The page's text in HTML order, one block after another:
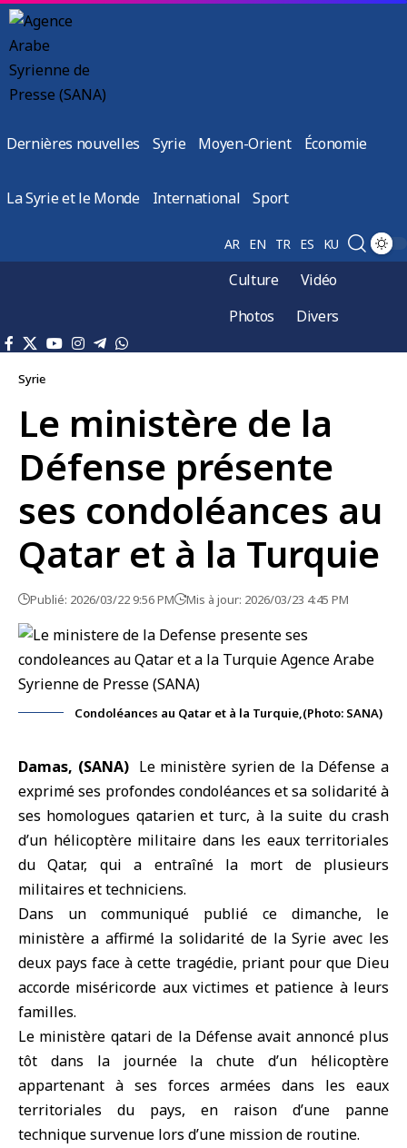
Dernières nouvelles Syrie Moyen-Orient Économie
La Syrie et le Monde International Sport
AR EN TR ES KU
Culture
Vidéo
Photos
Divers
Syrie
Le ministère de la
Défense présente
ses condoléances au
Qatar et à la Turquie
Publié: 2026/03/22 9:56 PM Mis à jour: 2026/03/23 4:45 PM
Condoléances au Qatar et à la Turquie,(Photo: SANA)
Damas, (SANA) Le ministère syrien de la Défense a
exprimé ses profondes condoléances et sa solidarité à
ses homologues qatarien et turc, à la suite du crash
d’un hélicoptère militaire dans les eaux territoriales
du Qatar, qui a entraîné la mort de plusieurs
militaires et techniciens.
Dans un communiqué publié ce dimanche, le
ministère a affirmé la solidarité de la Syrie avec les
deux pays face à cette tragédie, priant pour que Dieu
accorde miséricorde aux victimes et patience à leurs
familles.
Le ministère qatari de la Défense avait annoncé plus
tôt dans la journée la chute d’un hélicoptère
appartenant à ses forces armées dans les eaux
territoriales du pays, en raison d’une panne
technique survenue lors d’une mission de routine.